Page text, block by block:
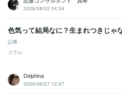
2026/08/02 04:34
色気って結局なに？生まれつきじゃ
記事
コラム
Delphina
2026/06/27 12:47